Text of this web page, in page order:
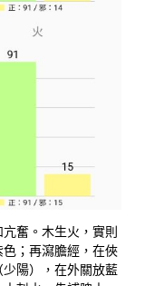
奮。木生火，實則
；再瀉膽經，在俠
陽），在外關放藍